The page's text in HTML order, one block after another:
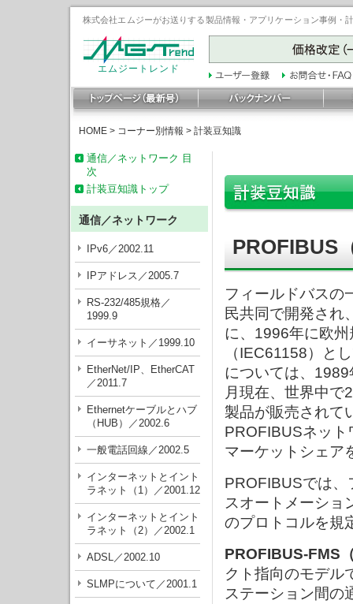
株式会社エムジーがお送りする製品情報・アプリケーション事例
エムジートレンド
HOME > コーナー別情報 > 計装豆知識
通信／ネットワーク 目
次
計装豆知識トップ
通信／ネットワーク
IPv6／2002.11
IPアドレス／2005.7
RS-232/485規格／
1999.9
イーサネット／1999.10
EtherNet/IP、EtherCAT
／2011.7
Ethernetケーブルとハブ
（HUB）／2002.6
一般電話回線／2002.5
インターネットとイント
ラネット（1）／2001.12
インターネットとイント
ラネット（2）／2002.1
ADSL／2002.10
SLMPについて／2001.1
PROFIBUS
フィールドバスの
民共同で開発され
に、1996年に欧
（IEC61158）と
については、
月現在、世界中で
製品が販売されて
PROFIBUSネット
マーケットシェア
PROFIBUSでは、
スオートメーショ
のプロトコルを規
PROFIBUS-FMS
クト指向のモデル
ステーション間の